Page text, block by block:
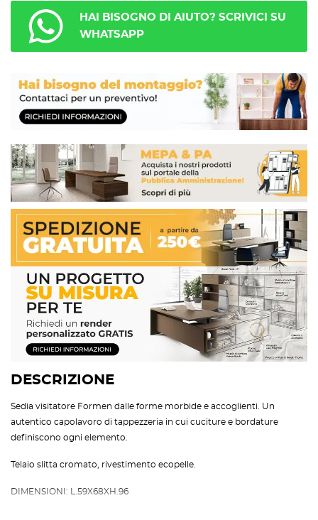
DESCRIZIONE
Sedia visitatore Formen dalle forme morbide e accoglienti. Un
autentico capolavoro di tappezzeria in cui cuciture e bordature
definiscono ogni elemento.
Telaio slitta cromato, rivestimento ecopelle.
DIMENSIONI: L.59X68XH.96
HAI BISOGNO DI AIUTO? SCRIVICI SU
WHATSAPP